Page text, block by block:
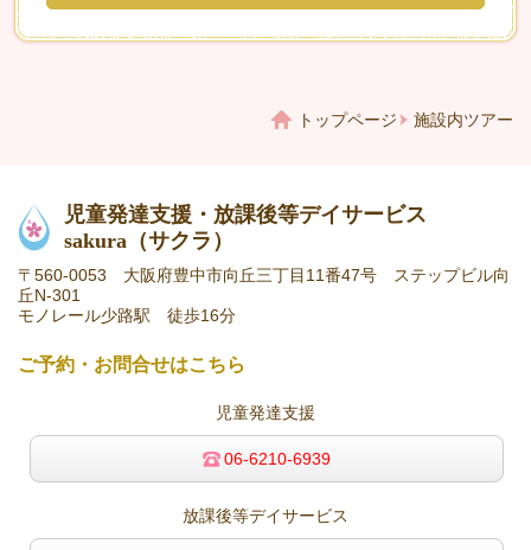
トップページ 施設内ツアー
児童発達支援・放課後等デイサービス
sakura （サクラ）
〒560-0053 大阪府豊中市向丘三丁目11番47号 ステップビル向
丘N-301
モノレール少路駅 徒歩16分
ご予約・お問合せはこちら
児童発達支援
06-6210-6939
放課後等デイサービス